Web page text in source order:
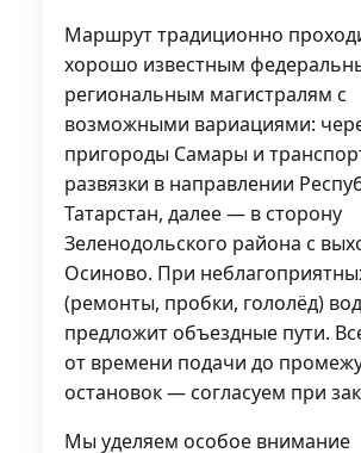
Маршрут традиционно
хорошо известным
региональным магистралям с
возможными вариациями:
пригороды Самары и
развязки в направлении
Татарстан, далее — в сторону
Зеленодольского района с
Осиново. При
(ремонты, пробки, гололёд)
предложит объездные пути.
от времени подачи до
остановок — согласуем при
Мы уделяем особое внимание